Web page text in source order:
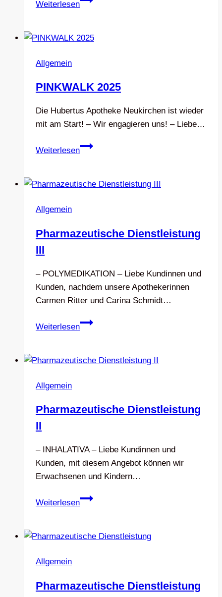
Weiterlesen
Allgemein
PINKWALK 2025
Die Hubertus Apotheke Neukirchen ist wieder
mit am Start! – Wir engagieren uns! – Liebe…
Weiterlesen
PINKWALK
Allgemein
Pharmazeutische Dienstleistung
III
– POLYMEDIKATION – Liebe Kundinnen und
Kunden, nachdem unsere Apothekerinnen
Carmen Ritter und Carina Schmidt…
Weiterlesen
Pharmazeutische
Allgemein
Pharmazeutische Dienstleistung
II
– INHALATIVA – Liebe Kundinnen und
Kunden, mit diesem Angebot können wir
Erwachsenen und Kindern…
Weiterlesen
Pharmazeutische
Allgemein
Pharmazeutische Dienstleistung